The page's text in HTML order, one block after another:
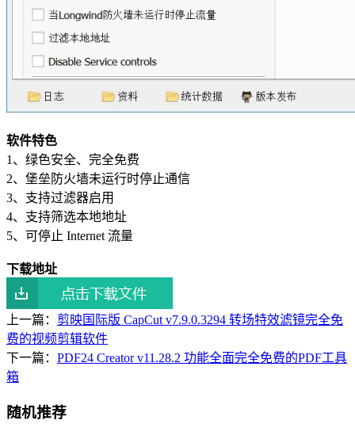
软件特色
1、绿色安全、完全免费
2、堡垒防火墙未运行时停止通信
3、支持过滤器启用
4、支持筛选本地地址
5、可停止 Internet 流量
下载地址
上一篇： 剪映国际版 CapCut v7.9.0.3294 转场特效滤镜完全免
费的视频剪辑软件
下一篇： PDF24 Creator v11.28.2 功能全面完全免费的PDF工具
箱
随机推荐